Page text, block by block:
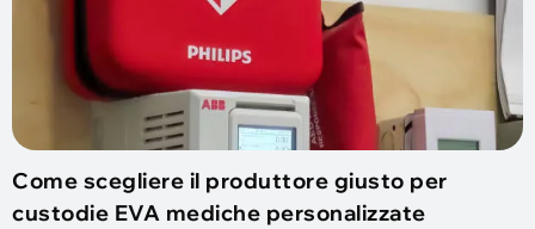
Come scegliere il produttore giusto per
custodie EVA mediche personalizzate